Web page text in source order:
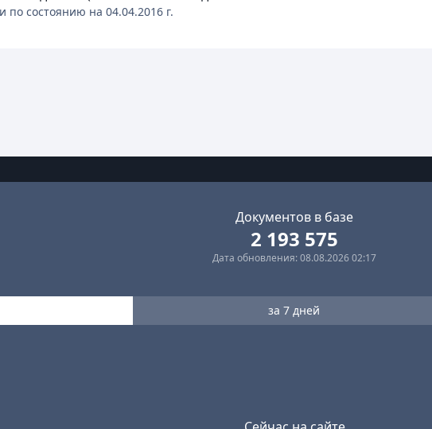
по состоянию на 04.04.2016 г.
Документов в базе
2 193 575
Дата обновления: 08.08.2026 02:17
за 7 дней